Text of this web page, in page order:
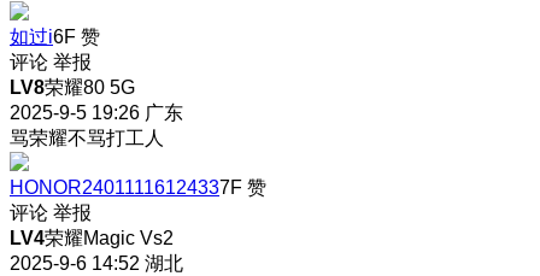
如过i6F 赞
评论 举报
LV8荣耀80 5G
2025-9-5 19:26 广东
骂荣耀不骂打工人
HONOR24011116124337F 赞
评论 举报
LV4荣耀Magic Vs2
2025-9-6 14:52 湖北